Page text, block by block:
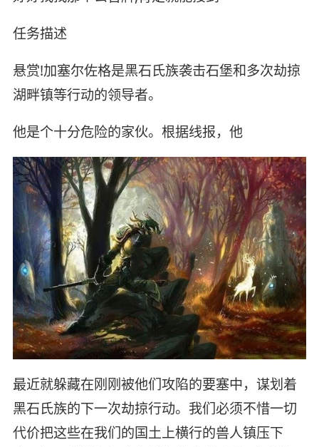
任务描述
悬赏!加塞尔佐格是黑石氏族袭击石堡和多次劫掠
湖畔镇等行动的领导者。
他是个十分危险的家伙。根据线报，他
最近就躲藏在刚刚被他们攻陷的要塞中，谋划着
黑石氏族的下一次劫掠行动。我们必须不惜一切
代价把这些在我们的国土上横行的兽人镇压下